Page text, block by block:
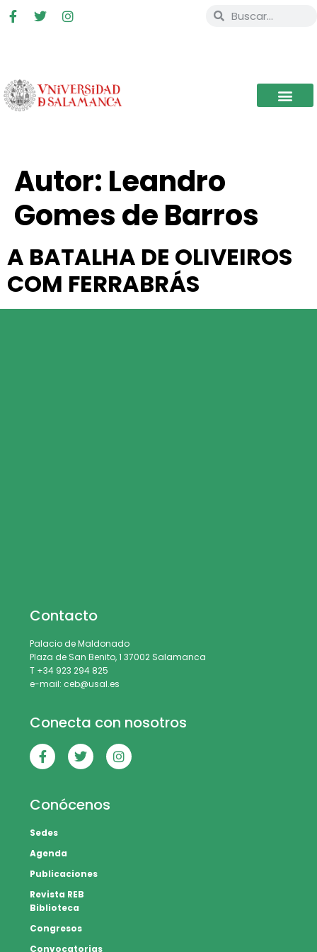
Autor: Leandro
Gomes de Barros
A BATALHA DE OLIVEIROS
COM FERRABRÁS
Contacto
Palacio de Maldonado
Plaza de San Benito, 1 37002 Salamanca
T +34 923 294 825
e-mail: ceb@usal.es
Conecta con nosotros
Conócenos
Sedes
Agenda
Publicaciones
Revista REB
Biblioteca
Congresos
Convocatorias